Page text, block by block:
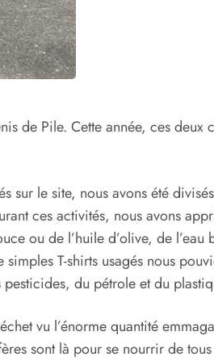
de Pile. Cette année, ces deux
le site, nous avons été
ces activités, nous avons
ou de l’huile d’olive, de
T-shirts usagés nous
du pétrole et du
vu l’énorme quantité
sont là pour se nourrir de